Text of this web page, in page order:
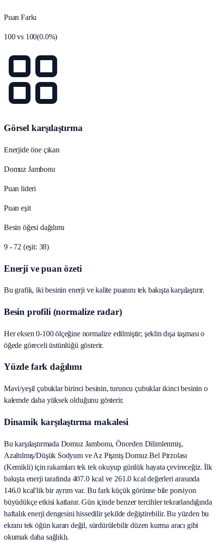
Puan Farkı
100vs 100(0.0%)
Görsel karşılaştırma
Enerjide öne çıkan
Domuz Jambonu
Puan lideri
Puan eşit
Besin öğesi dağılımı
9 - 72 (eşit: 38)
Enerji ve puan özeti
Bu grafik, iki besinin enerji ve kalite puanını tek bakışta karşılaştırır.
Besin profili (normalize radar)
Her eksen 0-100 ölçeğine normalize edilmiştir; şeklin dışa taşması o
öğede göreceli üstünlüğü gösterir.
Yüzde fark dağılımı
Mavi/yeşil çubuklar birinci besinin, turuncu çubuklar ikinci besinin o
kalemde daha yüksek olduğunu gösterir.
Dinamik karşılaştırma makalesi
Bu karşılaştırmada Domuz Jambonu, Önceden Dilimlenmiş,
Azaltılmış/Düşük Sodyum ve Az Pişmiş Domuz Bel Pirzolası
(Kemikli) için rakamları tek tek okuyup günlük hayata çevireceğiz. İlk
bakışta enerji tarafında 407.0 kcal ve 261.0 kcal değerleri arasında
146.0 kcal'lik bir ayrım var. Bu fark küçük görünse bile porsiyon
büyüdükçe etkisi katlanır. Gün içinde benzer tercihler tekrarlandığında
haftalık enerji dengesini hissedilir şekilde değiştirebilir. Bu yüzden bu
ekranı tek öğün kararı değil, sürdürülebilir düzen kurma aracı gibi
okumak daha sağlıklı.